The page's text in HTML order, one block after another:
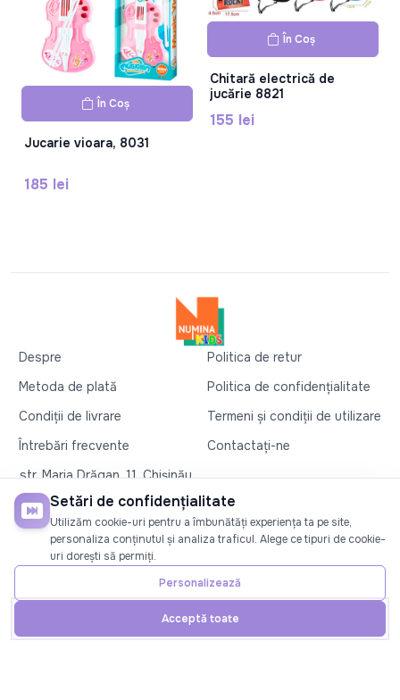
Telefon Cont
În Coș
Jucarie vioara, 8031
185 lei
În Coș
Chitară electrică de
jucărie 8821
155 lei
Despre
Politica de retur
Metoda de plată
Politica de confidențialitate
Condiții de livrare
Termeni și condiții de utilizare
Întrebări frecvente
Contactați-ne
str. Maria Drăgan, 11, Chișinău
+37360327279
©2026Numina Kids. Toate drepturile rezervate
SOCIAL
Setări de confidențialitate
Utilizăm cookie-uri pentru a îmbunătăți experiența ta pe site,
personaliza conținutul și analiza traficul. Alege ce tipuri de cookie-
uri dorești să permiți.
Personalizează
Acceptă toate